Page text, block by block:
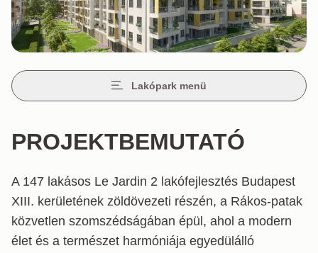
Lakópark menü
PROJEKTBEMUTATÓ
A 147 lakásos Le Jardin 2 lakófejlesztés Budapest
XIII. kerületének zöldövezeti részén, a Rákos-patak
közvetlen szomszédságában épül, ahol a modern
élet és a természet harmóniája egyedülálló